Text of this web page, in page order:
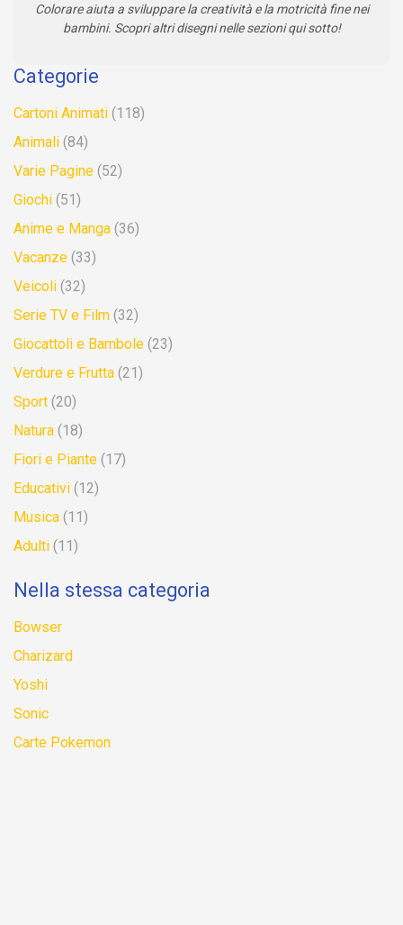
Colorare aiuta a sviluppare la creatività e la motricità fine nei
bambini. Scopri altri disegni nelle sezioni qui sotto!
Categorie
Cartoni Animati (118)
Animali (84)
Varie Pagine (52)
Giochi (51)
Anime e Manga (36)
Vacanze (33)
Veicoli (32)
Serie TV e Film (32)
Giocattoli e Bambole (23)
Verdure e Frutta (21)
Sport (20)
Natura (18)
Fiori e Piante (17)
Educativi (12)
Musica (11)
Adulti (11)
Nella stessa categoria
Bowser
Charizard
Yoshi
Sonic
Carte Pokemon